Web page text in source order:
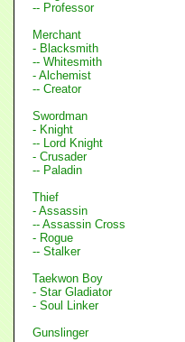
-- Professor
Merchant
- Blacksmith
-- Whitesmith
- Alchemist
-- Creator
Swordman
- Knight
-- Lord Knight
- Crusader
-- Paladin
Thief
- Assassin
-- Assassin Cross
- Rogue
-- Stalker
Taekwon Boy
- Star Gladiator
- Soul Linker
Gunslinger